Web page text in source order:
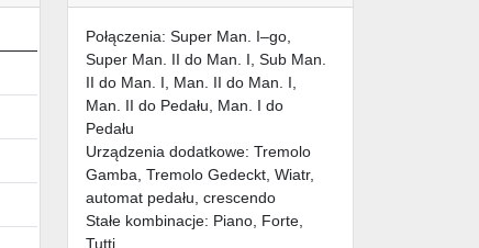
Połączenia: Super Man. I–go,
Super Man. II do Man. I, Sub Man.
II do Man. I, Man. II do Man. I,
Man. II do Pedału, Man. I do
Pedału
Urządzenia dodatkowe: Tremolo
Gamba, Tremolo Gedeckt, Wiatr,
automat pedału, crescendo
Stałe kombinacje: Piano, Forte,
Tutti